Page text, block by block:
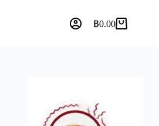
฿0.00